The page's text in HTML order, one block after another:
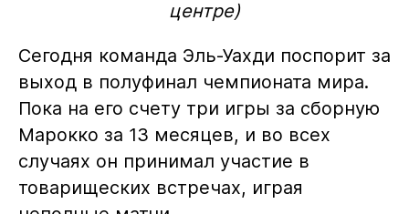
центре)
Сегодня команда Эль-Уахди поспорит за
выход в полуфинал чемпионата мира.
Пока на его счету три игры за сборную
Марокко за 13 месяцев, и во всех
случаях он принимал участие в
товарищеских встречах, играя